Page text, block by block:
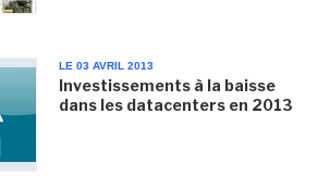
LE 03 AVRIL 2013
Investissements à la baisse
dans les datacenters en 2013